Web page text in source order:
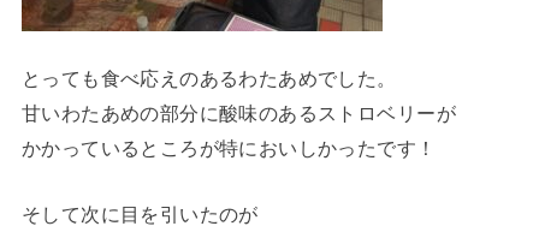
とっても食べ応えのあるわたあめでした。
甘いわたあめの部分に酸味のあるストロベリーが
かかっているところが特においしかったです！
そして次に目を引いたのが